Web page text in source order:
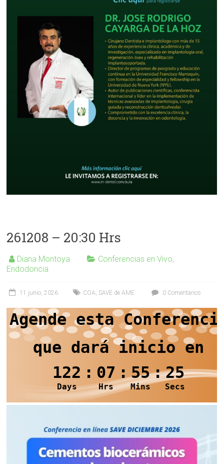
261208 – 20:30 Hrs
Diana Montoya Conferencias en Vivo,
Endodoncia
11 junio, 2026 COA, SAVE de AME 0 Comentarios